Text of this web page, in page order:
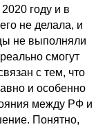
году и в
не делала, и
не выполняли
смогут
с тем, что
и особенно
между РФ и
Понятно,